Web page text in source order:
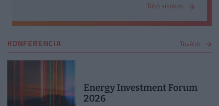
Több kisokos
KONFERENCIA Tovább
Energy Investment Forum
2026